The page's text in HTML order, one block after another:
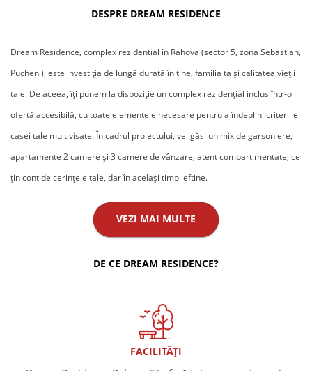
DESPRE DREAM RESIDENCE
Dream Residence, complex rezidential în Rahova (sector 5, zona Sebastian,
Pucheni), este investiția de lungă durată în tine, familia ta și calitatea vieții
tale. De aceea, îți punem la dispoziție un complex rezidențial inclus într-o
ofertă accesibilă, cu toate elementele necesare pentru a îndeplini criteriile
casei tale mult visate. În cadrul proiectului, vei găsi un mix de garsoniere,
apartamente 2 camere și 3 camere de vânzare, atent compartimentate, ce
țin cont de cerințele tale, dar în același timp ieftine.
VEZI MAI MULTE
DE CE DREAM RESIDENCE?
FACILITĂȚI